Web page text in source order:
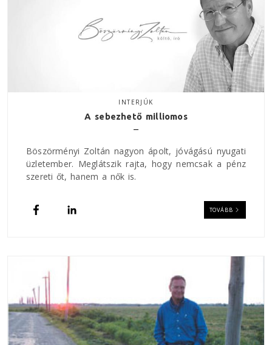
INTERJÚK
A sebezhető milliomos
Böszörményi Zoltán nagyon ápolt, jóvágású nyugati
üzletember. Meglátszik rajta, hogy nemcsak a pénz
szereti őt, hanem a nők is.
TOVÁBB